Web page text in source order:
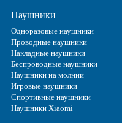
Наушники
Одноразовые наушники
Проводные наушники
Накладные наушники
Беспроводные наушники
Наушники на молнии
Игровые наушники
Спортивные наушники
Наушники Xiaomi